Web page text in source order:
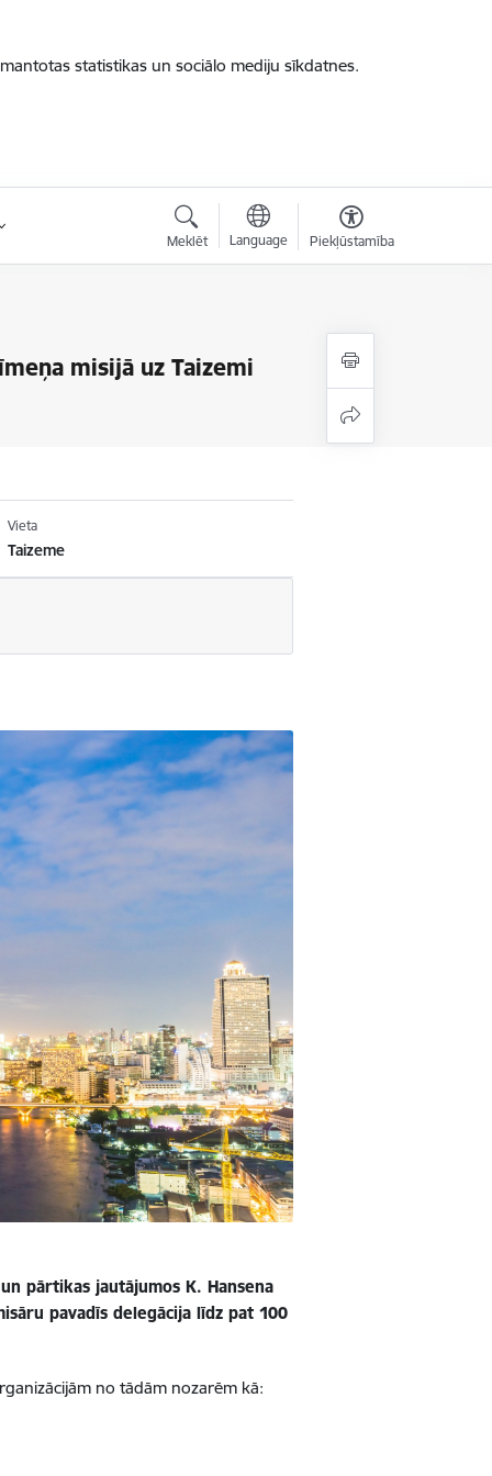
statistikas un sociālo mediju sīkdatnes.
Meklēt Language Piekļūstamība
misijā uz Taizemi
Vieta
Taizeme
pārtikas jautājumos K. Hansena
pavadīs delegācija līdz pat 100
no tādām nozarēm kā: